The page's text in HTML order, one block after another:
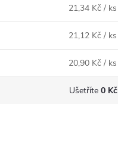
21,34 Kč / ks
21,12 Kč / ks
20,90 Kč / ks
Ušetříte 0 Kč